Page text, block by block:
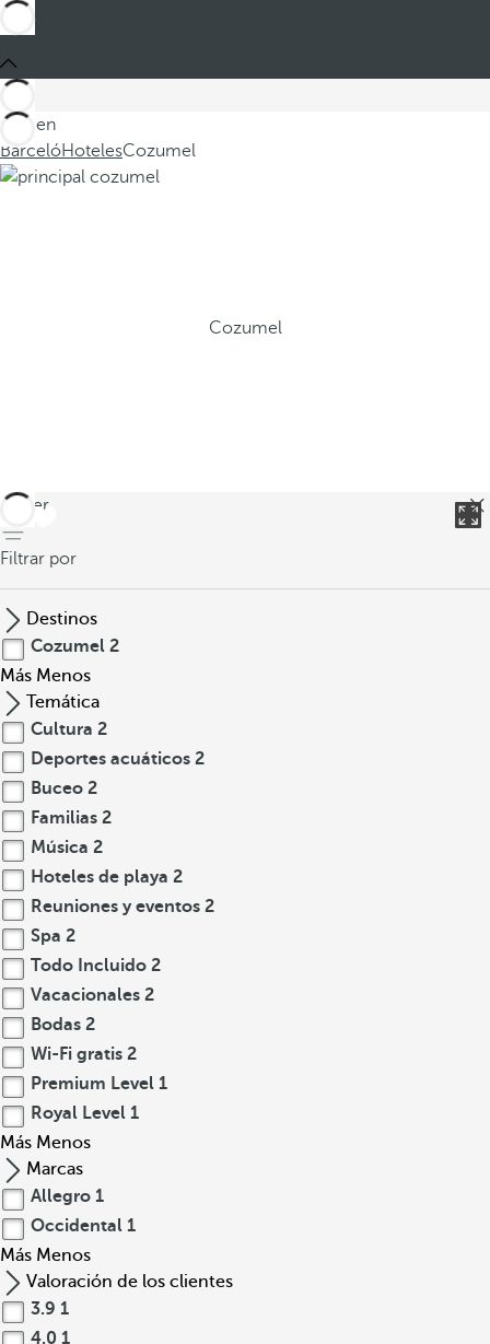
Está en
BarcelóHotelesCozumel
Cozumel
volver
Filtrar por
Destinos
Cozumel 2
Más Menos
Temática
Cultura 2
Deportes acuáticos 2
Buceo 2
Familias 2
Música 2
Hoteles de playa 2
Reuniones y eventos 2
Spa 2
Todo Incluido 2
Vacacionales 2
Bodas 2
Wi-Fi gratis 2
Premium Level 1
Royal Level 1
Más Menos
Marcas
Allegro 1
Occidental 1
Más Menos
Valoración de los clientes
3.9 1
4.0 1